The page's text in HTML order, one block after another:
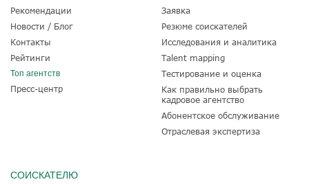
Рекомендации
Новости / Блог
Контакты
Рейтинги
Топ агентств
Пресс-центр
Заявка
Резюме соискателей
Исследования и аналитика
Talent mapping
Тестирование и оценка
Как правильно выбрать
кадровое агентство
Абонентское обслуживание
Отраслевая экспертиза
СОИСКАТЕЛЮ